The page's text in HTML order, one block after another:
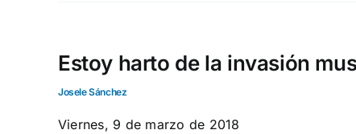
Estoy harto de la invasión
Josele Sánchez
Viernes, 9 de marzo de 2018